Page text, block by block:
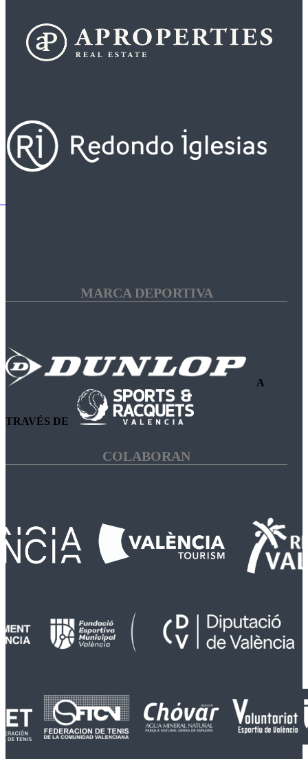
MARCA DEPORTIVA
A
TRAVÉS DE
COLABORAN